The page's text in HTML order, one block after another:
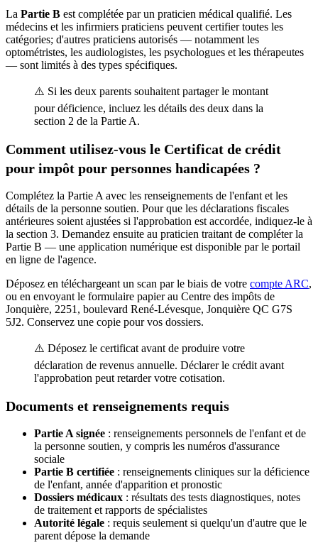
La Partie B est complétée par un praticien médical qualifié. Les
médecins et les infirmiers praticiens peuvent certifier toutes les
catégories; d'autres praticiens autorisés — notamment les
optométristes, les audiologistes, les psychologues et les thérapeutes
— sont limités à des types spécifiques.
⚠️ Si les deux parents souhaitent partager le montant
pour déficience, incluez les détails des deux dans la
section 2 de la Partie A.
Comment utilisez-vous le Certificat de crédit
pour impôt pour personnes handicapées ?
Complétez la Partie A avec les renseignements de l'enfant et les
détails de la personne soutien. Pour que les déclarations fiscales
antérieures soient ajustées si l'approbation est accordée, indiquez-le à
la section 3. Demandez ensuite au praticien traitant de compléter la
Partie B — une application numérique est disponible par le portail
en ligne de l'agence.
Déposez en téléchargeant un scan par le biais de votre compte ARC,
ou en envoyant le formulaire papier au Centre des impôts de
Jonquière, 2251, boulevard René-Lévesque, Jonquière QC G7S
5J2. Conservez une copie pour vos dossiers.
⚠️ Déposez le certificat avant de produire votre
déclaration de revenus annuelle. Déclarer le crédit avant
l'approbation peut retarder votre cotisation.
Documents et renseignements requis
Partie A signée : renseignements personnels de l'enfant et de
la personne soutien, y compris les numéros d'assurance
sociale
Partie B certifiée : renseignements cliniques sur la déficience
de l'enfant, année d'apparition et pronostic
Dossiers médicaux : résultats des tests diagnostiques, notes
de traitement et rapports de spécialistes
Autorité légale : requis seulement si quelqu'un d'autre que le
parent dépose la demande